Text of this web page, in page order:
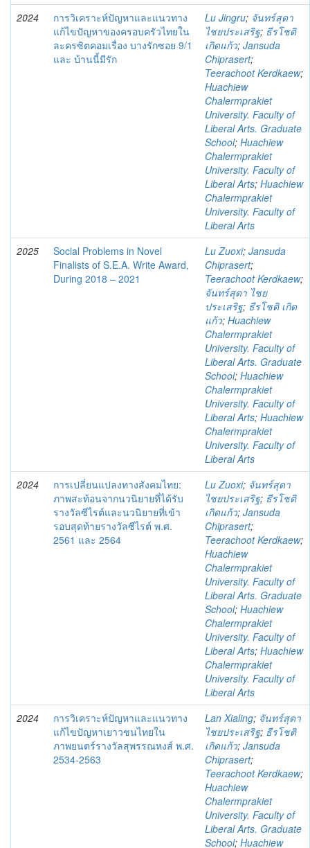
2024
การวิเคราะห์ปัญหาและแนวทาง
แก้ไขปัญหาของครอบครัวไทยใน
ละครซิตคอมเรื่อง บางรักซอย 9/1
และ บ้านนี้มีรัก
Lu Jingru; จันทร์สุดา
ไชยประเสริฐ; ธีรโชติ
เกิดแก้ว; Jansuda
Chiprasert;
Teerachoot Kerdkaew;
Huachiew
Chalermprakiet
University. Faculty of
Liberal Arts. Graduate
School; Huachiew
Chalermprakiet
University. Faculty of
Liberal Arts; Huachiew
Chalermprakiet
University. Faculty of
Liberal Arts
2025
Social Problems in Novel
Finalists of S.E.A. Write Award,
During 2018 – 2021
Lu Zuoxi; Jansuda
Chiprasert;
Teerachoot Kerdkaew;
จันทร์สุดา ไชย
ประเสริฐ; ธีรโชติ เกิด
แก้ว; Huachiew
Chalermprakiet
University. Faculty of
Liberal Arts. Graduate
School; Huachiew
Chalermprakiet
University. Faculty of
Liberal Arts; Huachiew
Chalermprakiet
University. Faculty of
Liberal Arts
2024
การเปลี่ยนแปลงทางสังคมไทย:
ภาพสะท้อนจากนวนิยายที่ได้รับ
รางวัลซีไรต์และนวนิยายที่เข้า
รอบสุดท้ายรางวัลซีไรต์ พ.ศ.
2561 และ 2564
Lu Zuoxi; จันทร์สุดา
ไชยประเสริฐ; ธีรโชติ
เกิดแก้ว; Jansuda
Chiprasert;
Teerachoot Kerdkaew;
Huachiew
Chalermprakiet
University. Faculty of
Liberal Arts. Graduate
School; Huachiew
Chalermprakiet
University. Faculty of
Liberal Arts; Huachiew
Chalermprakiet
University. Faculty of
Liberal Arts
2024
การวิเคราะห์ปัญหาและแนวทาง
แก้ไขปัญหาเยาวชนไทยใน
ภาพยนตร์รางวัลสุพรรณหงส์ พ.ศ.
2534-2563
Lan Xialing; จันทร์สุดา
ไชยประเสริฐ; ธีรโชติ
เกิดแก้ว; Jansuda
Chiprasert;
Teerachoot Kerdkaew;
Huachiew
Chalermprakiet
University. Faculty of
Liberal Arts. Graduate
School; Huachiew